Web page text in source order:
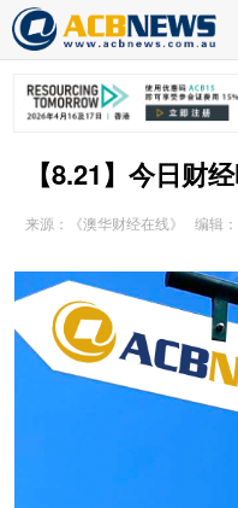
【8.21】今日财
来源：《澳华财经在线》 编辑